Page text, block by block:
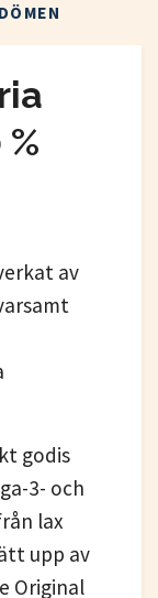
av
godis
3- och
lax
upp av
Original